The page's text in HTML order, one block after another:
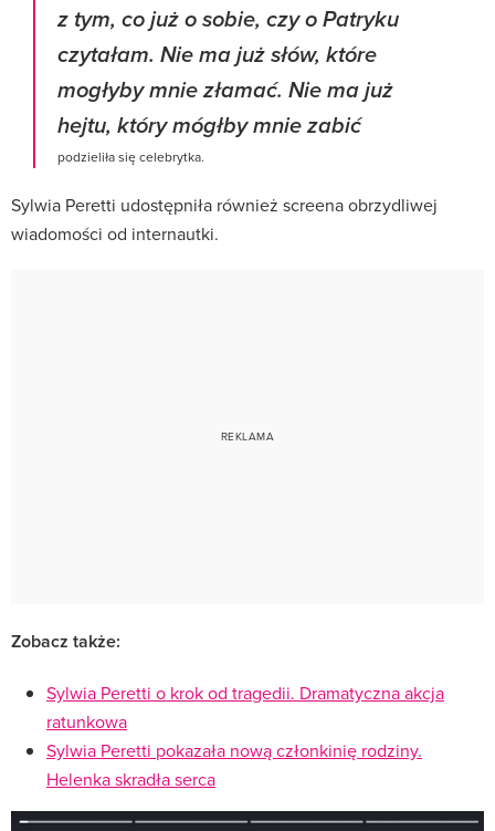
z tym, co już o sobie, czy o Patryku
czytałam. Nie ma już słów, które
mogłyby mnie złamać. Nie ma już
hejtu, który mógłby mnie zabić
podzieliła się celebrytka.
Sylwia Peretti udostępniła również screena obrzydliwej
wiadomości od internautki.
Zobacz także:
Sylwia Peretti o krok od tragedii. Dramatyczna akcja
ratunkowa
Sylwia Peretti pokazała nową członkinię rodziny.
Helenka skradła serca